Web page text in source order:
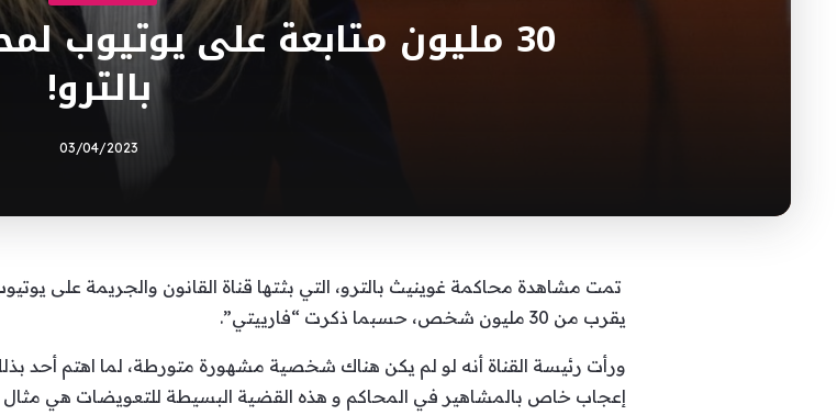
30 مليون متابعة على يوتيوب
بالترو!
03/04/2023
تمت مشاهدة محاكمة غوينيث بالترو، التي بثتها قناة القانون والجريمة على
يقرب من 30 مليون شخص، حسبما ذكرت “فارييتي”.
ورأت رئيسة القناة أنه لو لم يكن هناك شخصية مشهورة متورطة، لما اهتم أحد
إعجاب خاص بالمشاهير في المحاكم و هذه القضية البسيطة للتعويضات هي مثال